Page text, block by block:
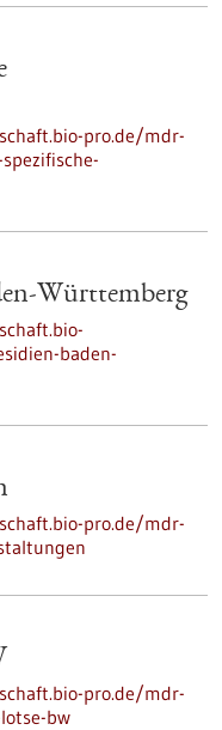
pro.de/mdr-
Württemberg
baden-
pro.de/mdr-
pro.de/mdr-
bw